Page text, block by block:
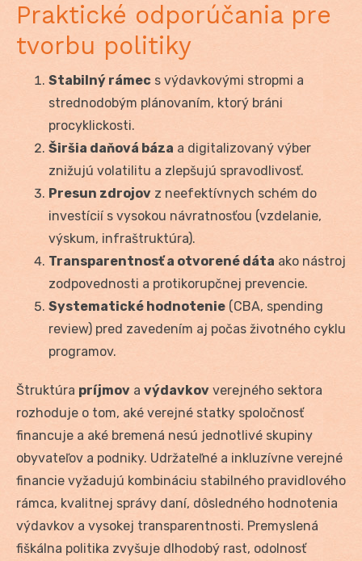
Praktické odporúčania pre
tvorbu politiky
Stabilný rámec s výdavkovými stropmi a
strednodobým plánovaním, ktorý bráni
procyklickosti.
Širšia daňová báza a digitalizovaný výber
znižujú volatilitu a zlepšujú spravodlivosť.
Presun zdrojov z neefektívnych schém do
investícií s vysokou návratnosťou (vzdelanie,
výskum, infraštruktúra).
Transparentnosť a otvorené dáta ako nástroj
zodpovednosti a protikorupčnej prevencie.
Systematické hodnotenie (CBA, spending
review) pred zavedením aj počas životného cyklu
programov.
Štruktúra príjmov a výdavkov verejného sektora
rozhoduje o tom, aké verejné statky spoločnosť
financuje a aké bremená nesú jednotlivé skupiny
obyvateľov a podniky. Udržateľné a inkluzívne verejné
financie vyžadujú kombináciu stabilného pravidlového
rámca, kvalitnej správy daní, dôsledného hodnotenia
výdavkov a vysokej transparentnosti. Premyslená
fiškálna politika zvyšuje dlhodobý rast, odolnosť